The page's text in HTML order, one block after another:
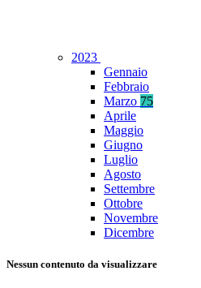
2023
Gennaio
Febbraio
Marzo 75
Aprile
Maggio
Giugno
Luglio
Agosto
Settembre
Ottobre
Novembre
Dicembre
Nessun contenuto da visualizzare